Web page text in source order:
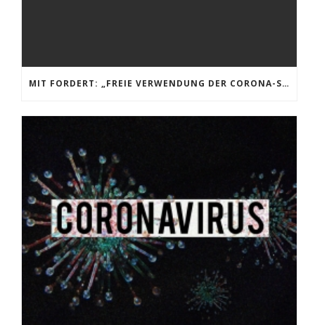
MIT FORDERT: „FREIE VERWENDUNG DER CORONA-SOFORTHILFEN FÜR KLEINBETRIEBE!“